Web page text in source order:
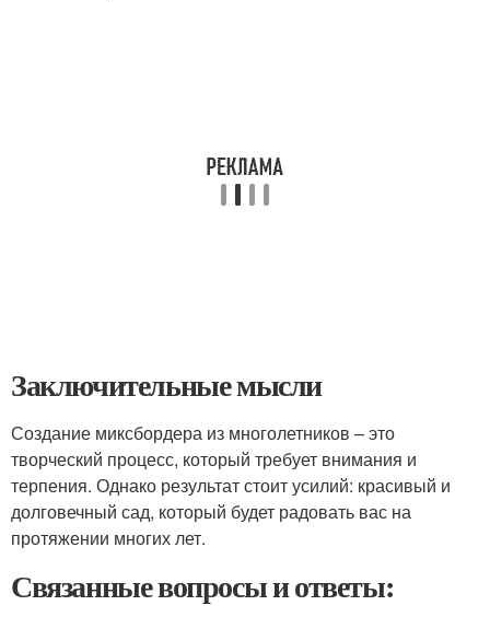
Заключительные мысли
Создание миксбордера из многолетников – это
творческий процесс, который требует внимания и
терпения. Однако результат стоит усилий: красивый и
долговечный сад, который будет радовать вас на
протяжении многих лет.
Связанные вопросы и ответы: